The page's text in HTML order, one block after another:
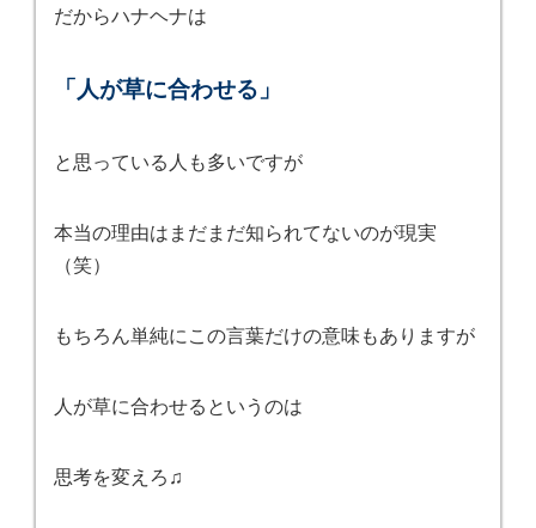
だからハナヘナは
「人が草に合わせる」
と思っている人も多いですが
本当の理由はまだまだ知られてないのが現実
（笑）
もちろん単純にこの言葉だけの意味もありますが
人が草に合わせるというのは
思考を変えろ♫